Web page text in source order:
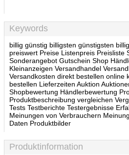
Keywords
billig günstig billigsten günstigsten
preiswert Preise Listenpreis Preisliste
Sonderangebot Gutschein Shop
Kleinanzeigen Versandhandel
Versandkosten direkt bestellen online
bestellen Lieferzeiten Auktion
Shopbewertung Händlerbewertung
Produktbeschreibung vergleichen
Tests Testberichte Testergebnisse
Meinungen von Verbrauchern
Daten Produktbilder
Produktinformation